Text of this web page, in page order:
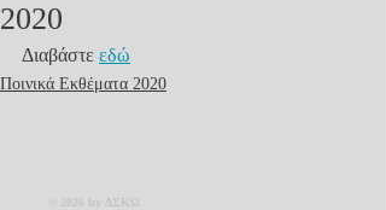
2020
Διαβάστε εδώ
Ποινικά Εκθέματα 2020
© 2026 by ΔΣΚΩ